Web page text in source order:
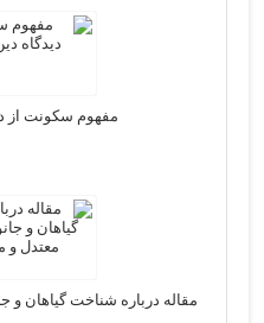
مفهوم سکونت از
مقاله درباره شناخت گیاهان و